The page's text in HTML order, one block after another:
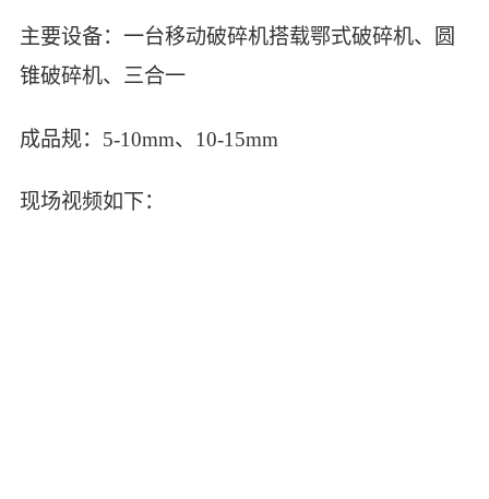
主要设备：一台移动破碎机搭载鄂式破碎机、圆
锥破碎机、三合一
成品规：5-10mm、10-15mm
现场视频如下：